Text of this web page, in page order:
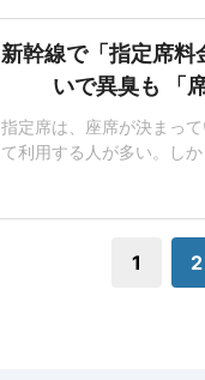
新幹線で「指定席料
いで異臭も 「
指定席は、座席が決まっ
て利用する人が多い。し
悩まされるケースもある
迷惑行為ランキング」
1 2